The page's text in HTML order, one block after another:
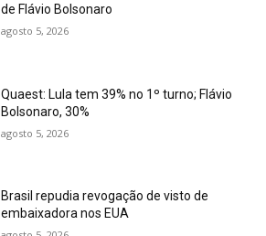
de Flávio Bolsonaro
agosto 5, 2026
Quaest: Lula tem 39% no 1º turno; Flávio
Bolsonaro, 30%
agosto 5, 2026
Brasil repudia revogação de visto de
embaixadora nos EUA